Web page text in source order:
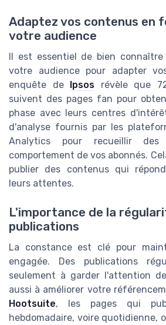
Adaptez vos contenus en
votre audience
Il est essentiel de bien
votre audience pour adapter
enquête de
Ipsos révèle que
suivent des pages fan pour
phase avec leurs centres
d'analyse fournis par les
Analytics pour recueillir
comportement de vos abonnés.
publier des contenus qui
leurs attentes.
L'importance de la
publications
La constance est clé pour
engagée. Des publications
seulement à garder l'attention
aussi à améliorer votre
Hootsuite, les pages qui
hebdomadaire, voire quotidienne,